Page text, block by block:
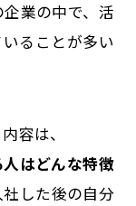
業の中で、活
ることが多い
容は、
はどんな特徴
した後の自分